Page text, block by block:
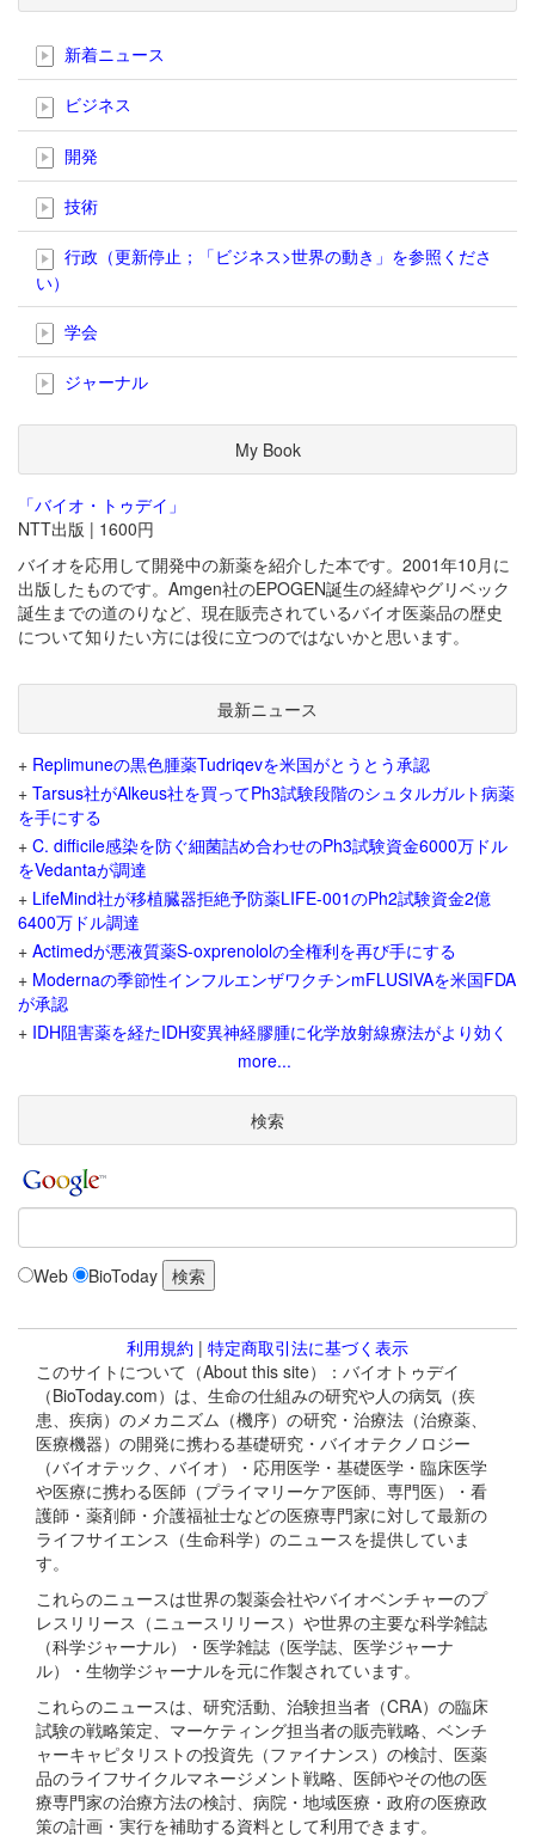
新着ニュース
ビジネス
開発
技術
行政（更新停止；「ビジネス>世界の動き」を参照くださ
い）
学会
ジャーナル
My Book
「バイオ・トゥデイ」
NTT出版 | 1600円
バイオを応用して開発中の新薬を紹介した本です。2001年10月に
出版したものです。Amgen社のEPOGEN誕生の経緯やグリベック
誕生までの道のりなど、現在販売されているバイオ医薬品の歴史
について知りたい方には役に立つのではないかと思います。
最新ニュース
+ Replimuneの黒色腫薬Tudriqevを米国がとうとう承認
+ Tarsus社がAlkeus社を買ってPh3試験段階のシュタルガルト病薬
を手にする
+ C. difficile感染を防ぐ細菌詰め合わせのPh3試験資金6000万ドル
をVedantaが調達
+ LifeMind社が移植臓器拒絶予防薬LIFE-001のPh2試験資金2億
6400万ドル調達
+ Actimedが悪液質薬S-oxprenololの全権利を再び手にする
+ Modernaの季節性インフルエンザワクチンmFLUSIVAを米国FDA
が承認
+ IDH阻害薬を経たIDH変異神経膠腫に化学放射線療法がより効く
more...
検索
Web BioToday
利用規約 | 特定商取引法に基づく表示
このサイトについて（About this site）：バイオトゥデイ
（BioToday.com）は、生命の仕組みの研究や人の病気（疾
患、疾病）のメカニズム（機序）の研究・治療法（治療薬、
医療機器）の開発に携わる基礎研究・バイオテクノロジー
（バイオテック、バイオ）・応用医学・基礎医学・臨床医学
や医療に携わる医師（プライマリーケア医師、専門医）・看
護師・薬剤師・介護福祉士などの医療専門家に対して最新の
ライフサイエンス（生命科学）のニュースを提供していま
す。
これらのニュースは世界の製薬会社やバイオベンチャーのプ
レスリリース（ニュースリリース）や世界の主要な科学雑誌
（科学ジャーナル）・医学雑誌（医学誌、医学ジャーナ
ル）・生物学ジャーナルを元に作製されています。
これらのニュースは、研究活動、治験担当者（CRA）の臨床
試験の戦略策定、マーケティング担当者の販売戦略、ベンチ
ャーキャピタリストの投資先（ファイナンス）の検討、医薬
品のライフサイクルマネージメント戦略、医師やその他の医
療専門家の治療方法の検討、病院・地域医療・政府の医療政
策の計画・実行を補助する資料として利用できます。